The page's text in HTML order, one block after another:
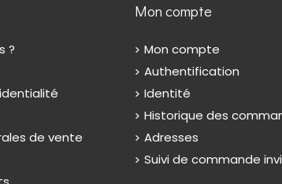
?
de vente
Mon compte
Mon compte
Authentification
Identité
Historique des
Adresses
Suivi de commande